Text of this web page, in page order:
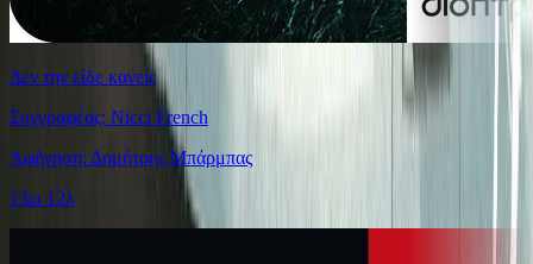
Δεν την είδε κανείς
Συγγραφέας: Nicci French
Αφήγηση: Δημήτρης Μπάρμπας
13ω 12λ